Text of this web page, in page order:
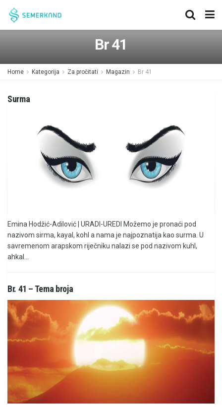
Br 41
Home Kategorija Za pročitati Magazin Br 41
Surma
Emina Hodžić-Adilović | URADI-UREDI Možemo je pronaći pod
nazivom sirma, kayal, kohl a nama je najpoznatija kao surma. U
savremenom arapskom riječniku nalazi se pod nazivom kuhl,
ahkal...
Br. 41 – Tema broja